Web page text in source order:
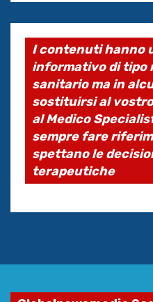
I contenuti hanno
informativo di tipo
sanitario ma in
sostituirsi al
al Medico
sempre fare
spettano le
terapeutiche